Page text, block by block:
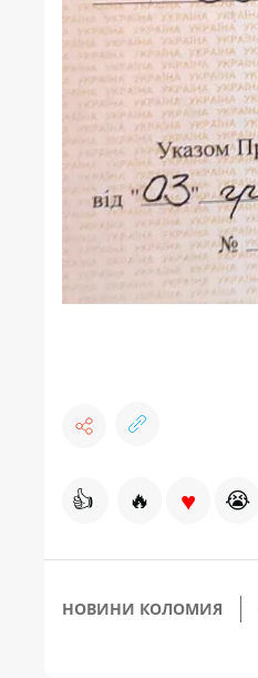
👍 🔥 ♥ 😭
НОВИНИ КОЛОМИЯ